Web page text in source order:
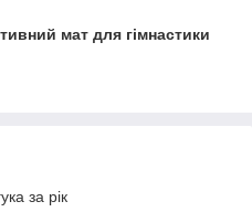
мат для гімнастики
за рік